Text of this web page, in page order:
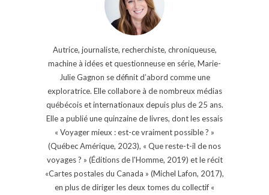
Autrice, journaliste, recherchiste, chroniqueuse,
machine à idées et questionneuse en série, Marie-
Julie Gagnon se définit d’abord comme une
exploratrice. Elle collabore à de nombreux médias
québécois et internationaux depuis plus de 25 ans.
Elle a publié une quinzaine de livres, dont les essais
« Voyager mieux : est-ce vraiment possible ? »
(Québec Amérique, 2023), « Que reste-t-il de nos
voyages ? » (Éditions de l'Homme, 2019) et le récit
«Cartes postales du Canada » (Michel Lafon, 2017),
en plus de diriger les deux tomes du collectif «